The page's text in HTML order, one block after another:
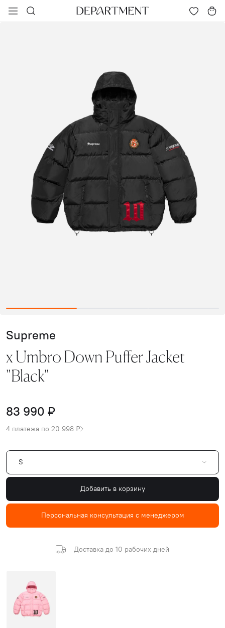
Supreme
x Umbro Down Puffer Jacket
"Black"
83 990 ₽
4 платежа по 20 998 ₽
S
Добавить в корзину
Персональная консультация с менеджером
Доставка до 10 рабочих дней